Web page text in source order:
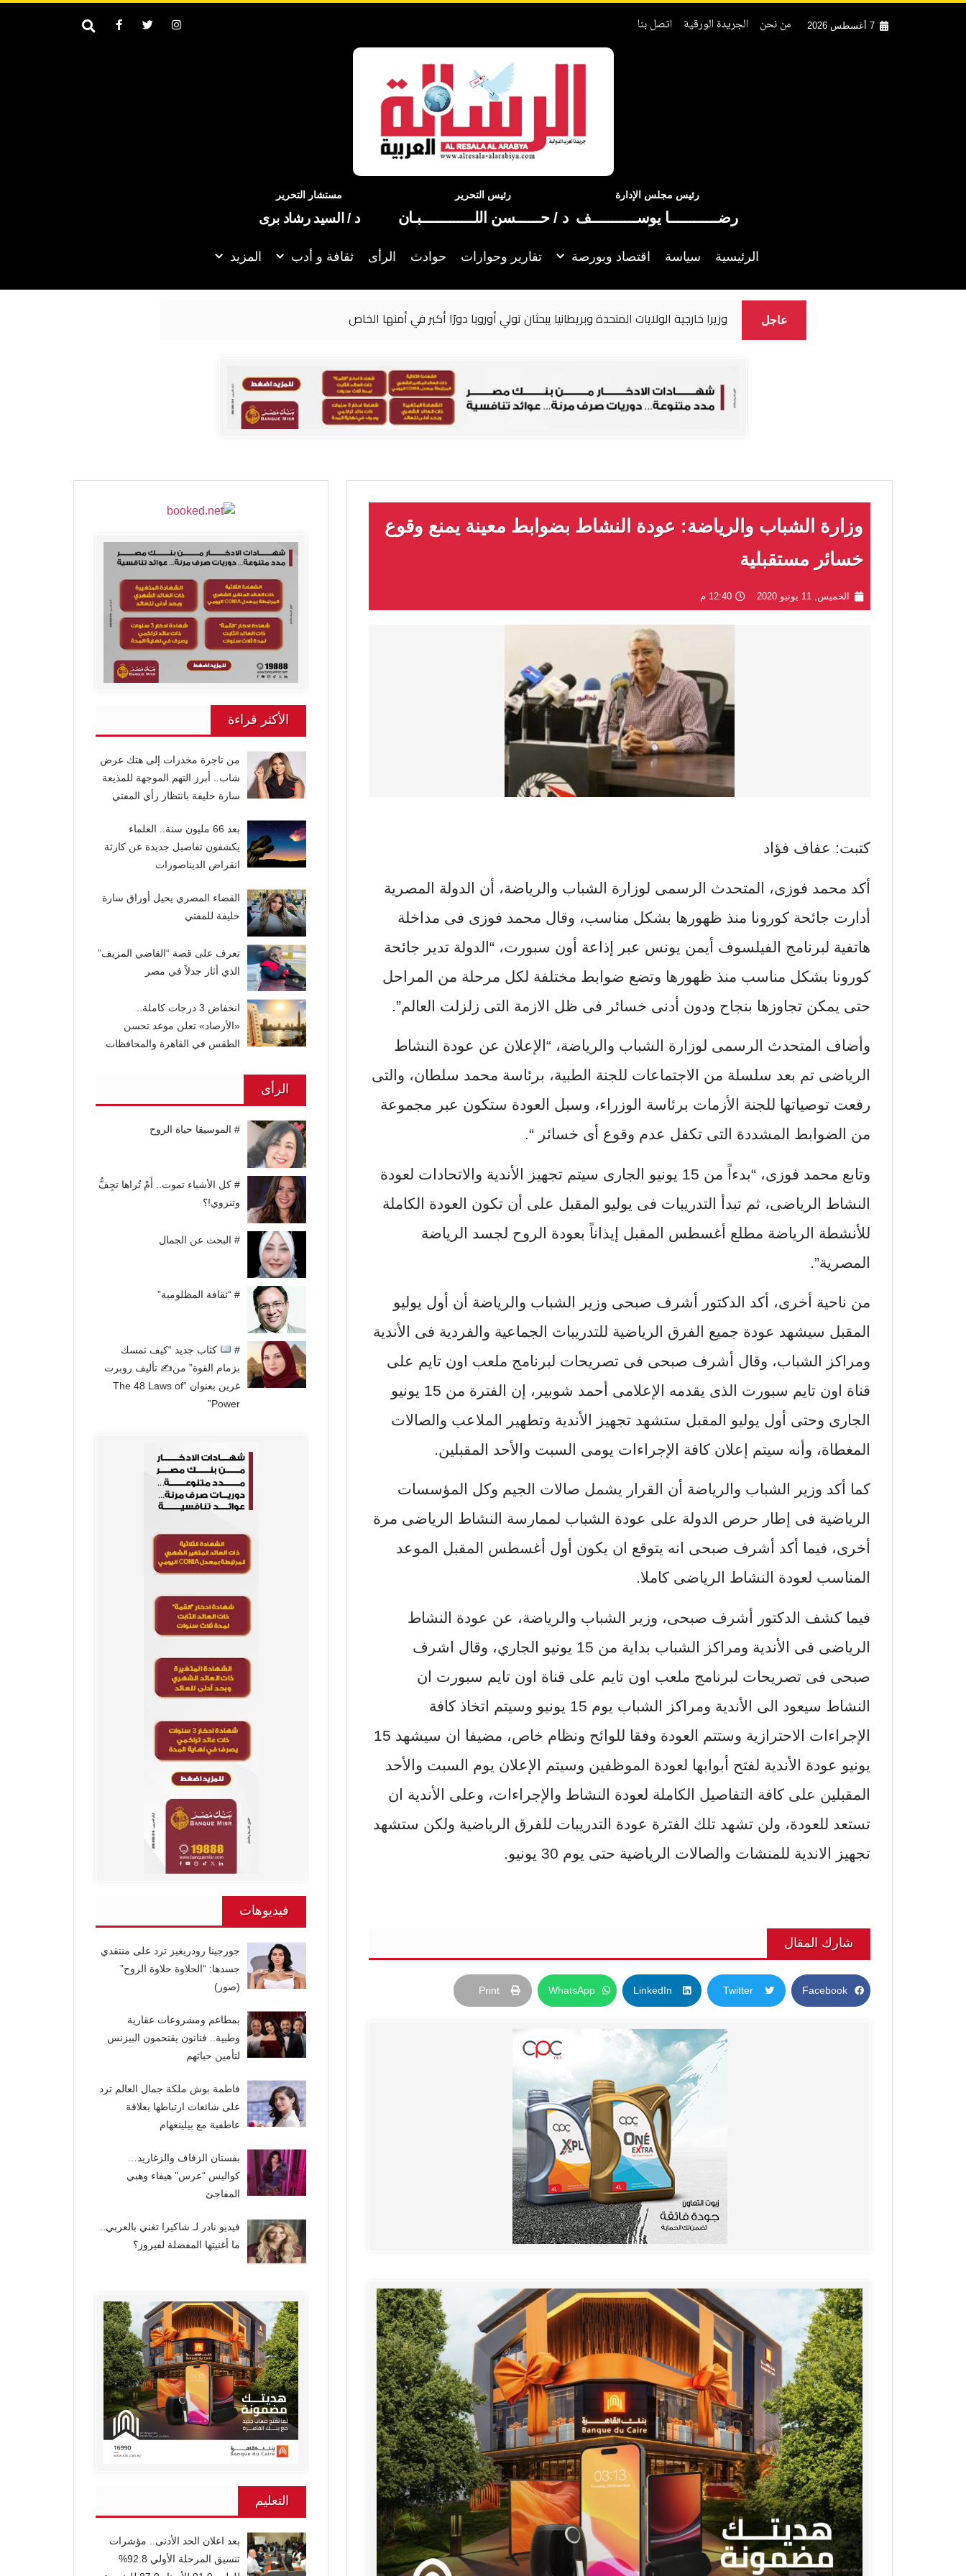
7 أغسطس 2026 من نحن الجريدة الورقية اتصل بنا
رئيس مجلس الإدارة
رضــــــــــــا يوســـــــــــف
رئيس التحرير
د / حــــــسن اللـــــــــــــبـان
مستشار التحرير
د / السيد رشاد برى
الرئيسية سياسة اقتصاد وبورصة تقارير وحوارات حوادث الرأى ثقافة و أدب المزيد
عاجل وزيرا خارجية الولايات المتحدة وبريطانيا يبحثان تولي أوروبا دورًا أكبر في أمنها الخاص
وزارة الشباب والرياضة: عودة النشاط بضوابط معينة يمنع وقوع
خسائر مستقبلية
الخميس, 11 يونيو 2020 12:40 م
كتبت: عفاف فؤاد
أكد محمد فوزى، المتحدث الرسمى لوزارة الشباب والرياضة، أن الدولة المصرية
أدارت جائحة كورونا منذ ظهورها بشكل مناسب، وقال محمد فوزى فى مداخلة
هاتفية لبرنامج الفيلسوف أيمن يونس عبر إذاعة أون سبورت، “الدولة تدير جائحة
كورونا بشكل مناسب منذ ظهورها وتضع ضوابط مختلفة لكل مرحلة من المراحل
حتى يمكن تجاوزها بنجاح ودون أدنى خسائر فى ظل الازمة التى زلزلت العالم”.
وأضاف المتحدث الرسمى لوزارة الشباب والرياضة، “الإعلان عن عودة النشاط
الرياضى تم بعد سلسلة من الاجتماعات للجنة الطبية، برئاسة محمد سلطان، والتى
رفعت توصياتها للجنة الأزمات برئاسة الوزراء، وسبل العودة ستكون عبر مجموعة
من الضوابط المشددة التى تكفل عدم وقوع أى خسائر “.
وتابع محمد فوزى، “بدءاً من 15 يونيو الجارى سيتم تجهيز الأندية والاتحادات لعودة
النشاط الرياضى، ثم تبدأ التدريبات فى يوليو المقبل على أن تكون العودة الكاملة
للأنشطة الرياضة مطلع أغسطس المقبل إيذاناً بعودة الروح لجسد الرياضة
المصرية”.
من ناحية أخرى، أكد الدكتور أشرف صبحى وزير الشباب والرياضة أن أول يوليو
المقبل سيشهد عودة جميع الفرق الرياضية للتدريبات الجماعية والفردية فى الأندية
ومراكز الشباب، وقال أشرف صبحى فى تصريحات لبرنامج ملعب اون تايم على
قناة اون تايم سبورت الذى يقدمه الإعلامى أحمد شوبير، إن الفترة من 15 يونيو
الجارى وحتى أول يوليو المقبل ستشهد تجهيز الأندية وتطهير الملاعب والصالات
المغطاة، وأنه سيتم إعلان كافة الإجراءات يومى السبت والأحد المقبلين.
كما أكد وزير الشباب والرياضة أن القرار يشمل صالات الجيم وكل المؤسسات
الرياضية فى إطار حرص الدولة على عودة الشباب لممارسة النشاط الرياضى مرة
أخرى، فيما أكد أشرف صبحى انه يتوقع ان يكون أول أغسطس المقبل الموعد
المناسب لعودة النشاط الرياضى كاملا.
فيما كشف الدكتور أشرف صبحى، وزير الشباب والرياضة، عن عودة النشاط
الرياضى فى الأندية ومراكز الشباب بداية من 15 يونيو الجاري، وقال اشرف
صبحى فى تصريحات لبرنامج ملعب اون تايم على قناة اون تايم سبورت ان
النشاط سيعود الى الأندية ومراكز الشباب يوم 15 يونيو وسيتم اتخاذ كافة
الإجراءات الاحترازية وستتم العودة وفقا للوائح ونظام خاص، مضيفا ان سيشهد 15
يونيو عودة الأندية لفتح أبوابها لعودة الموظفين وسيتم الإعلان يوم السبت والأحد
المقبلين على كافة التفاصيل الكاملة لعودة النشاط والإجراءات، وعلى الأندية ان
تستعد للعودة، ولن تشهد تلك الفترة عودة التدريبات للفرق الرياضية ولكن ستشهد
تجهيز الاندية للمنشات والصالات الرياضية حتى يوم 30 يونيو.
شارك المقال
Facebook
Twitter
LinkedIn
WhatsApp
Print
الأكثر قراءة
من تاجرة مخدرات إلى هتك عرض
شاب.. أبرز التهم الموجهة للمذيعة
سارة خليفة بانتظار رأي المفتي
بعد 66 مليون سنة.. العلماء
يكشفون تفاصيل جديدة عن كارثة
انقراض الديناصورات
القضاء المصري يحيل أوراق سارة
خليفة للمفتي
تعرف على قصة “القاضي المزيف”
الذي أثار جدلاً في مصر
انخفاض 3 درجات كاملة..
«الأرصاد» تعلن موعد تحسن
الطقس في القاهرة والمحافظات
الرأى
# الموسيقا حياة الروح
# كل الأشياء تموت.. أَمْ تُراها تجِفُّ
وتنزوي!؟
# البحث عن الجمال
# “ثقافة المظلومية”
#
كتاب جديد “كيف تمسك
بزمام القوة” من✍ تأليف روبرت
غرين بعنوان “The 48 Laws of
Power”
فيديوهات
جورجينا رودريغيز ترد على منتقدي
جسدها: “الحلاوة حلاوة الروح”
(صور)
بمطاعم ومشروعات عقارية
وطبية.. فنانون يقتحمون البيزنس
لتأمين حياتهم
فاطمة بوش ملكة جمال العالم ترد
على شائعات ارتباطها بعلاقة
عاطفية مع بيلينغهام
بفستان الزفاف والزغاريد…
كواليس “عرس” هيفاء وهبي
المفاجئ
فيديو نادر لـ شاكيرا تغني بالعربي..
ما أغنيتها المفضلة لفيروز؟
التعليم
بعد اعلان الحد الأدنى.. مؤشرات
تنسيق المرحلة الأولي 92.8%